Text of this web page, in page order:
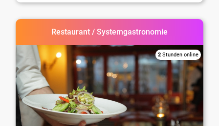
Restaurant / Systemgastronomie
2 Stunden online